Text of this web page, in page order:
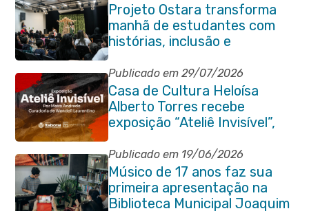
Projeto Ostara transforma
manhã de estudantes com
histórias, inclusão e
criatividade em Itaboraí
Publicado em 29/07/2026
Casa de Cultura Heloísa
Alberto Torres recebe
exposição “Ateliê Invisível”,
da artista Maíra Andrade
Publicado em 19/06/2026
Músico de 17 anos faz sua
primeira apresentação na
Biblioteca Municipal Joaquim